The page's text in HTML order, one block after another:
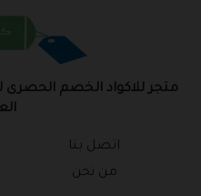
متجر للاكواد الخصم الحصرى
اتصل بنا
من نحن